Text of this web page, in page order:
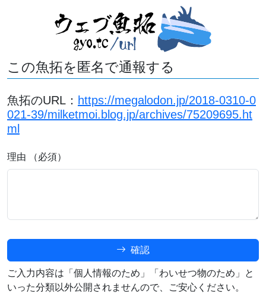
この魚拓を匿名で通報する
魚拓のURL： https://megalodon.jp/2018-0310-0
021-39/milketmoi.blog.jp/archives/75209695.ht
ml
理由 （必須）
確認
ご入力内容は「個人情報のため」「わいせつ物のため」と
いった分類以外公開されませんので、ご安心ください。